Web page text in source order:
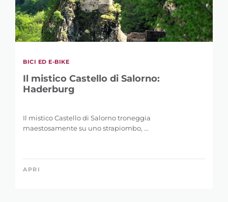
BICI ED E-BIKE
Il mistico Castello di Salorno:
Haderburg
Il mistico Castello di Salorno troneggia
maestosamente su uno strapiombo, ...
APRI